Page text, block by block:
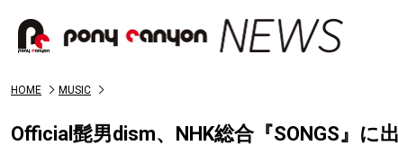
HOME MUSIC
Official髭男dism、NHK総合『SONGS』に